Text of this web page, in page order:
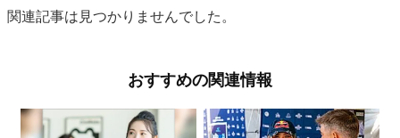
関連記事は見つかりませんでした。
おすすめの関連情報